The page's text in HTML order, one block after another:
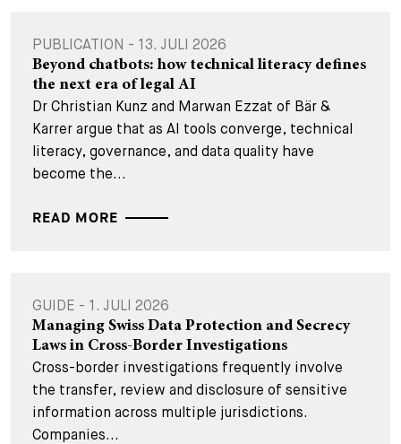
PUBLICATION - 13. JULI 2026
Beyond chatbots: how technical literacy defines
the next era of legal AI
Dr Christian Kunz and Marwan Ezzat of Bär &
Karrer argue that as AI tools converge, technical
literacy, governance, and data quality have
become the...
READ MORE
GUIDE - 1. JULI 2026
Managing Swiss Data Protection and Secrecy
Laws in Cross-Border Investigations
Cross-border investigations frequently involve
the transfer, review and disclosure of sensitive
information across multiple jurisdictions.
Companies...